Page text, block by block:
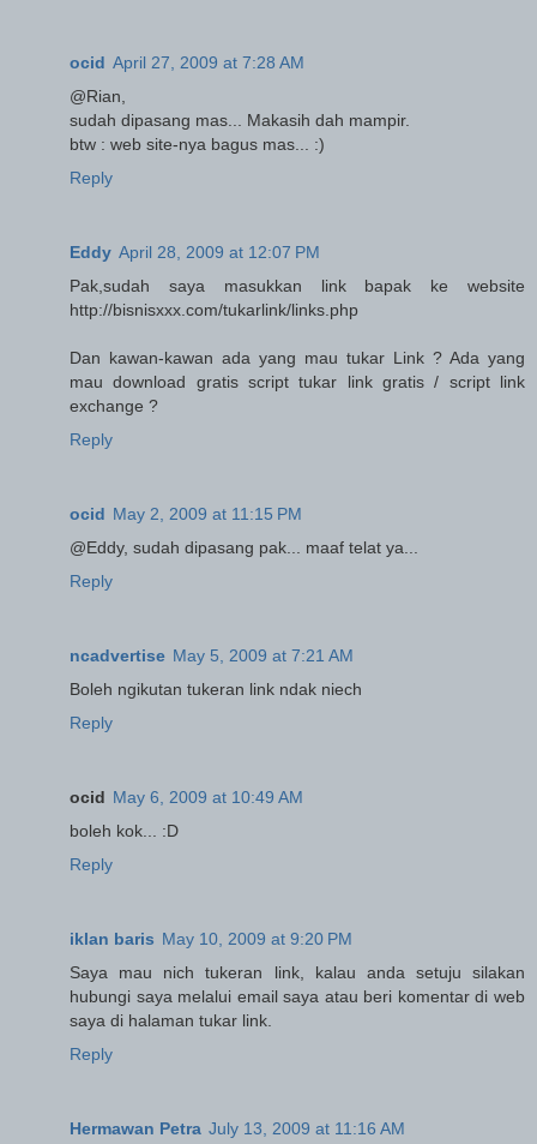
ocid April 27, 2009 at 7:28 AM
@Rian,
sudah dipasang mas... Makasih dah mampir.
btw : web site-nya bagus mas... :)
Reply
Eddy April 28, 2009 at 12:07 PM
Pak,sudah saya masukkan link bapak ke website
http://bisnisxxx.com/tukarlink/links.php
Dan kawan-kawan ada yang mau tukar Link ? Ada yang
mau download gratis script tukar link gratis / script link
exchange ?
Reply
ocid May 2, 2009 at 11:15 PM
@Eddy, sudah dipasang pak... maaf telat ya...
Reply
ncadvertise May 5, 2009 at 7:21 AM
Boleh ngikutan tukeran link ndak niech
Reply
ocid May 6, 2009 at 10:49 AM
boleh kok... :D
Reply
iklan baris May 10, 2009 at 9:20 PM
Saya mau nich tukeran link, kalau anda setuju silakan
hubungi saya melalui email saya atau beri komentar di web
saya di halaman tukar link.
Reply
Hermawan Petra July 13, 2009 at 11:16 AM